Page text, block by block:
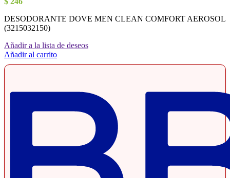
DESODORANTE DOVE MEN CLEAN COMFORT AEROSOL
(3215032150)
Añadir a la lista de deseos
Añadir al carrito